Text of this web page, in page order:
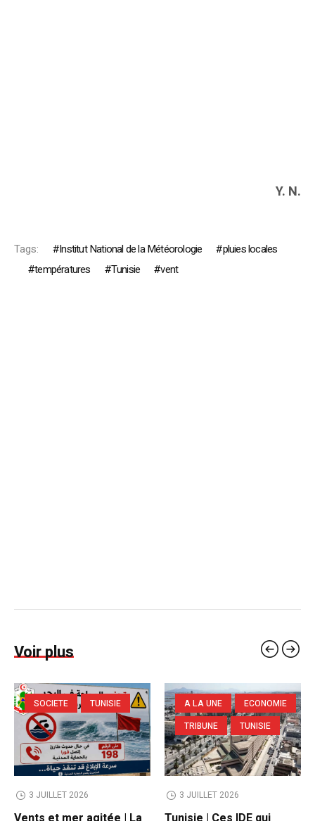
Y. N.
Tags: Institut National de la Météorologie
pluies locales
températures
Tunisie vent
Voir plus
SOCIETE TUNISIE
3 JUILLET 2026
A LA UNE
ECONOMIE
TRIBUNE
TUNISIE
3 JUILLET 2026